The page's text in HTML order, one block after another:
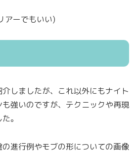
アーでもいい)
しましたが、これ以外にもナイト
強いのですが、テクニックや再現
。
進行例やモブの形についての画像